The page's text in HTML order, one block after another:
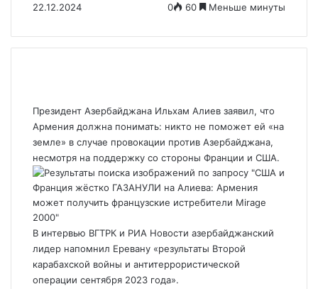
22.12.2024 0 60 Меньше минуты
Президент Азербайджана Ильхам Алиев заявил, что
Армения должна понимать: никто не поможет ей «на
земле» в случае провокации против Азербайджана,
несмотря на поддержку со стороны Франции и США.
В интервью ВГТРК и РИА Новости азербайджанский
лидер напомнил Еревану «результаты Второй
карабахской войны и антитеррористической
операции сентября 2023 года».